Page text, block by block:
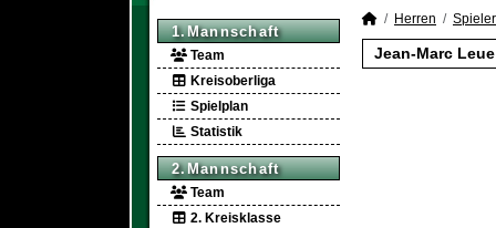
1.Mannschaft
Team
Kreisoberliga
Spielplan
Statistik
2.Mannschaft
Team
2. Kreisklasse
Herren
Jean-Marc